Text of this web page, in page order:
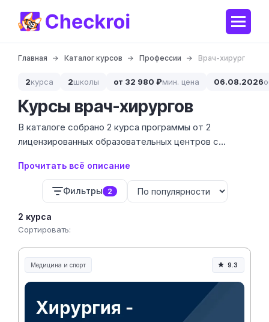
Главная Каталог курсов Профессии Врач-хирург
2курса 2школы от 32 980 ₽мин. цена 06.08.2026
Курсы врач-хирургов
В каталоге собрано 2 курса программы от 2
лицензированных образовательных центров с
специалист, который занимается диагностикой и
оперативным лечением травм и заболеваний,
требующих мануального вмешательства.
Прочитать всё описание
Фильтры 2
2 курса
Сортировать:
Медицина и спорт
Медицина, спорт и здоровье
9.3